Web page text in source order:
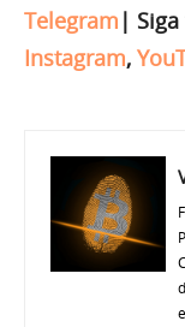
Telegram |
Instagram,